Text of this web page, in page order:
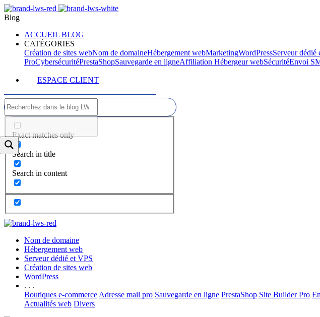
Blog
ACCUEIL BLOG
CATÉGORIES
Création de sites webNom de domaineHébergement webMarketingWordPressServeur dédié
ProCybersécuritéPrestaShopSauvegarde en ligneAffiliation Hébergeur webSécuritéEnvoi
ESPACE CLIENT
Exact matches only
Search in title
Search in content
Nom de domaine
Hébergement web
Serveur dédié et VPS
Création de sites web
WordPress
. . .
Boutiques e-commerce Adresse mail pro Sauvegarde en ligne PrestaShop Site Builder Pro
Actualités web Divers